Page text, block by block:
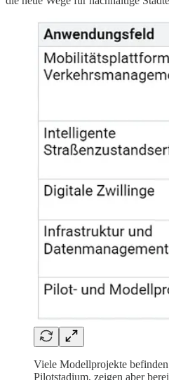
Viele Modellprojekte
Pilotstadium, zeigen aber